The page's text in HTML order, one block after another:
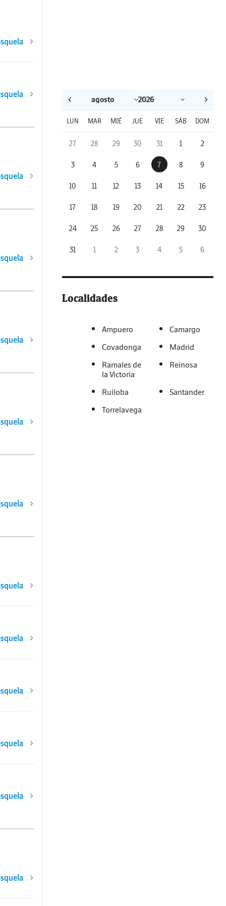
LUN MAR MIÉ JUE VIE SÁB DOM
27 28 29 30 31 1 2
3 4 5 6 7 8 9
10 11 12 13 14 15 16
17 18 19 20 21 22 23
24 25 26 27 28 29 30
31 1 2 3 4 5 6
Localidades
Ampuero
Camargo
Covadonga
Madrid
Ramales de
la Victoria
Reinosa
Ruiloba
Santander
Torrelavega